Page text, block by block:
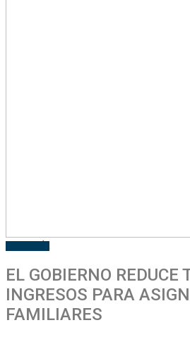
EL GOBIERNO REDUCE
INGRESOS PARA
FAMILIARES